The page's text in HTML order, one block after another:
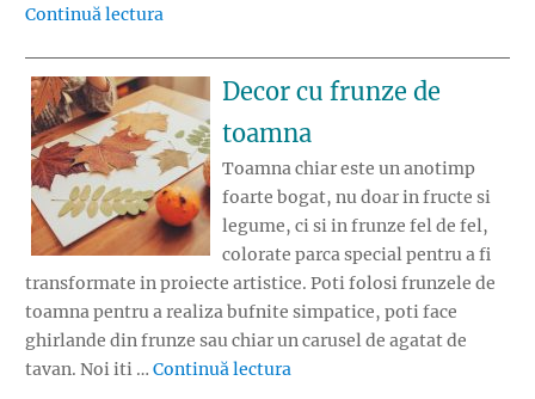
Continuă lectura
Decor cu frunze de
toamna
Toamna chiar este un anotimp
foarte bogat, nu doar in fructe si
legume, ci si in frunze fel de fel,
colorate parca special pentru a fi
transformate in proiecte artistice. Poti folosi frunzele de
toamna pentru a realiza bufnite simpatice, poti face
ghirlande din frunze sau chiar un carusel de agatat de
tavan. Noi iti … Continuă lectura